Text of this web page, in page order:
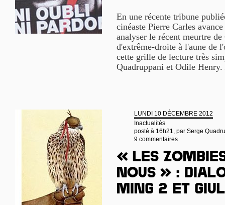
En une récente tribune
cinéaste Pierre Carles
analyser le récent meurtre
d'extrême-droite à l'aune de
cette grille de lecture très
Quadruppani et Odile Henry.
LUNDI 10 DÉCEMBRE 2012
Inactualités
posté à 16h21, par Serge
9 commentaires
« Les
nous » :
Ming 2 et